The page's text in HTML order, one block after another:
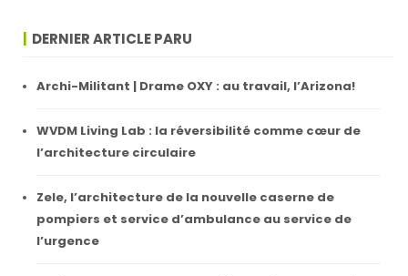
DERNIER ARTICLE PARU
Archi-Militant | Drame OXY : au travail, l’Arizona!
WVDM Living Lab : la réversibilité comme cœur de
l’architecture circulaire
Zele, l’architecture de la nouvelle caserne de
pompiers et service d’ambulance au service de
l’urgence